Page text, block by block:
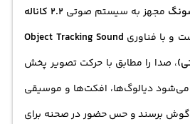
مجهز به سیستم صوتی
2.2 کاناله
و با فناوری Object Tracking Sound
، صدا را مطابق با حرکت تصویر پخش
دیالوگ‌ها، افکت‌ها و موسیقی
گوش برسند و حس حضور در صحنه برای